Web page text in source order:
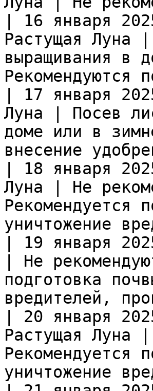
| 16 января
Растущая Луна
выращивания в
Рекомендуются
| 17 января
Луна | Посев
доме или в
внесение
| 18 января
Луна | Не
Рекомендуется
уничтожение
| 19 января
| Не
подготовка
вредителей,
| 20 января
Растущая Луна
Рекомендуется
уничтожение